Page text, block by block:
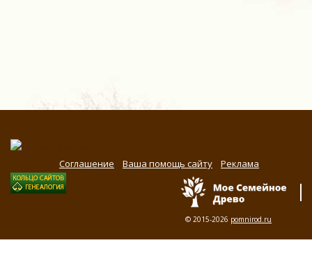
Соглашение Ваша помощь сайту Реклама
© 2015-2026 pomnirod.ru